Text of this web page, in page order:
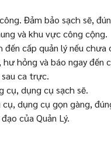
Đảm bảo sạch sẽ,
và khu vực công cộng.
cấp quản lý nếu chưa
hỏng và báo ngay đến
ca trực.
cụ, dụng cụ sạch sẽ.
dụng cụ gọn gàng,
của Quản Lý.